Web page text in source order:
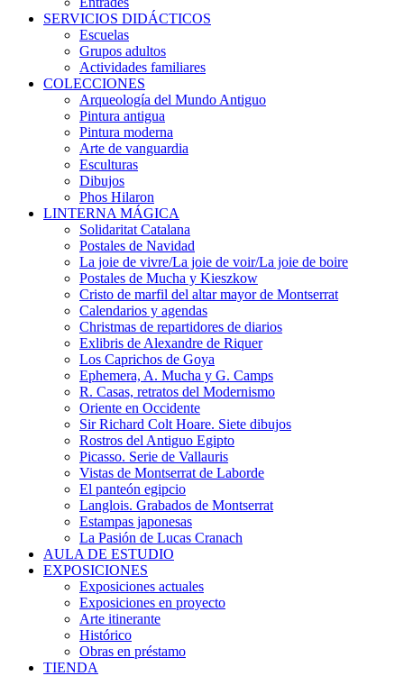
SERVICIOS DIDÁCTICOS
Escuelas
Grupos adultos
Actividades familiares
COLECCIONES
Arqueología del Mundo Antiguo
Pintura antigua
Pintura moderna
Arte de vanguardia
Esculturas
Dibujos
Phos Hilaron
LINTERNA MÁGICA
Solidaritat Catalana
Postales de Navidad
La joie de vivre/La joie de voir/La joie de boire
Postales de Mucha y Kieszkow
Cristo de marfil del altar mayor de Montserrat
Calendarios y agendas
Christmas de repartidores de diarios
Exlibris de Alexandre de Riquer
Los Caprichos de Goya
Ephemera, A. Mucha y G. Camps
R. Casas, retratos del Modernismo
Oriente en Occidente
Sir Richard Colt Hoare. Siete dibujos
Rostros del Antiguo Egipto
Picasso. Serie de Vallauris
Vistas de Montserrat de Laborde
El panteón egipcio
Langlois. Grabados de Montserrat
Estampas japonesas
La Pasión de Lucas Cranach
AULA DE ESTUDIO
EXPOSICIONES
Exposiciones actuales
Exposiciones en proyecto
Arte itinerante
Histórico
Obras en préstamo
TIENDA